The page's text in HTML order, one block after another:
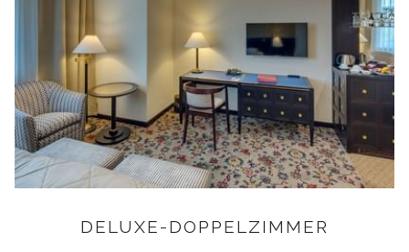
DELUXE-DOPPELZIMMER